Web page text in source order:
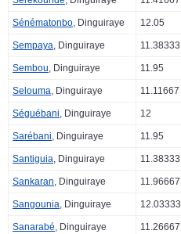
Sénématonbo, Dinguiraye 12.05
Sempaya, Dinguiraye 11.38333
Sembou, Dinguiraye 11.95
Selouma, Dinguiraye 11.11667
Séguébani, Dinguiraye 12
Sarébani, Dinguiraye 11.95
Santiguia, Dinguiraye 11.38333
Sankaran, Dinguiraye 11.96667
Sangounia, Dinguiraye 12.03333
Sanarabé, Dinguiraye 11.26667